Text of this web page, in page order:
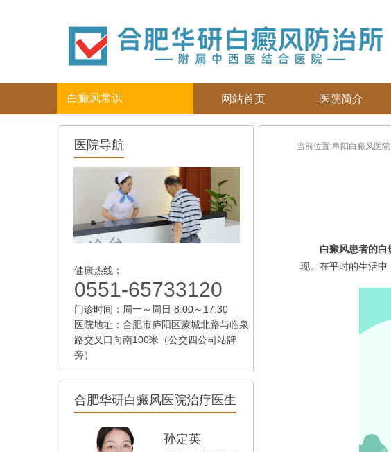
白癜风常识
儿童
女性
老年
头部
背部
网站首页 医院简介
医院导航
健康热线：
0551-65733120
门诊时间：周一～周日 8:00～17:30
医院地址：合肥市庐阳区蒙城北路与临泉
路交叉口向南100米（公交四公司站牌
旁）
合肥华研白癜风医院治疗医生
孙定英
当前位置:阜阳白癜风医院
白癜风患者的
现。在平时的生活